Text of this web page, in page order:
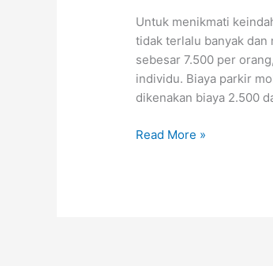
Untuk menikmati
tidak terlalu banyak dan
sebesar 7.500 per
individu. Biaya parkir
dikenakan biaya 2.500
Read More »